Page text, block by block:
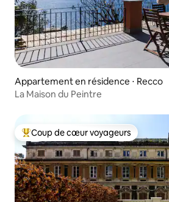
Appartement en résidence ⋅ Recco
La Maison du Peintre
Coups de cœur voyageurs les plus
Coup de cœur voyageurs